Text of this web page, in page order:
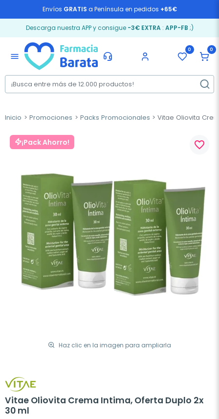
Envíos GRATIS a Península en pedidos +65€
Descarga nuestra APP y consigue -3€ EXTRA: APP-FB ;)
menu
0 0
Inicio Promociones Packs Promocionales Vitae Oliovita
¡Pack Ahorro!
Haz clic en la imagen para ampliarla
favorite_border
Vitae Oliovita Crema Intima, Oferta Duplo 2x
30 ml